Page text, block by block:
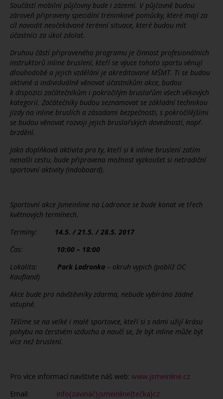
Součástí mobilní půjčovny bude i zázemí. V půjčovně budou
zároveň připraveny speciální tréninkové pomůcky, které mají za
cíl navodit neočekávané terénní situace, které budou mít
účastníci za úkol zdolat.
Druhou částí připraveného programu je činnost profesionálních
instruktorů inline bruslení, kteří se výuce tohoto sportu věnují
dlouhodobě a jejich vzdělání je akreditované MŠMT. Ti se budou
aktivně a individuálně věnovat účastníkům akce, budou
k dispozici začátečníkům i pokročilým bruslařům všech věkových
kategorií. Začátečníky budou seznamovat se základní technikou
jízdy na inline bruslích a zásadami bezpečnosti, s pokročilějšími
se budou věnovat rozvoji jejich bruslařských dovedností, např.
brzdění.
Jako doplňková aktivita pro ty, kteří si k inline bruslení zatím
nenašli cestu, bude připravena možnost vyzkoušet si netradiční
sportovní aktivity (indoboard).
Sportovní akce Jsmeinline na Ladronce se bude konat ve třech
květnových termínech.
Termíny: 14.5. / 21.5. / 28.5. 2017
Čas: 10:00 – 18:00
Lokalita: Park Ladronka – okruh vypich (poblíž OC
Kaufland)
Akce bude pro návštěvníky zdarma, nebude vybíráno žádné
vstupné.
Těšíme se na velké i malé sportovce, kteří si s námi užijí krásu
pohybu na čerstvém vzduchu a naučí se, že být inline může být
více než bruslení.
Pro více informací navštivte náš web: www.jsmeinline.cz
Email: info{zavináč}jsmeinline{tečka}cz